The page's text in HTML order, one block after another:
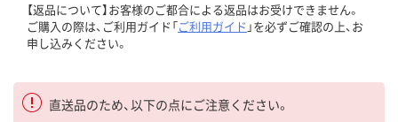
【返品について】お客様のご都合による返品はお受けできません。
ご購入の際は、ご利用ガイド「ご利用ガイド 」を必ずご確認の上、お
申し込みください。
直送品のため、以下の点にご注意ください。